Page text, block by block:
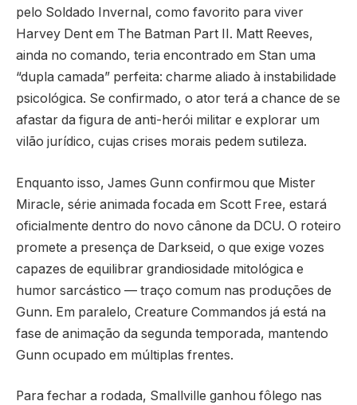
pelo Soldado Invernal, como favorito para viver
Harvey Dent em The Batman Part II. Matt Reeves,
ainda no comando, teria encontrado em Stan uma
“dupla camada” perfeita: charme aliado à instabilidade
psicológica. Se confirmado, o ator terá a chance de se
afastar da figura de anti-herói militar e explorar um
vilão jurídico, cujas crises morais pedem sutileza.
Enquanto isso, James Gunn confirmou que Mister
Miracle, série animada focada em Scott Free, estará
oficialmente dentro do novo cânone da DCU. O roteiro
promete a presença de Darkseid, o que exige vozes
capazes de equilibrar grandiosidade mitológica e
humor sarcástico — traço comum nas produções de
Gunn. Em paralelo, Creature Commandos já está na
fase de animação da segunda temporada, mantendo
Gunn ocupado em múltiplas frentes.
Para fechar a rodada, Smallville ganhou fôlego nas